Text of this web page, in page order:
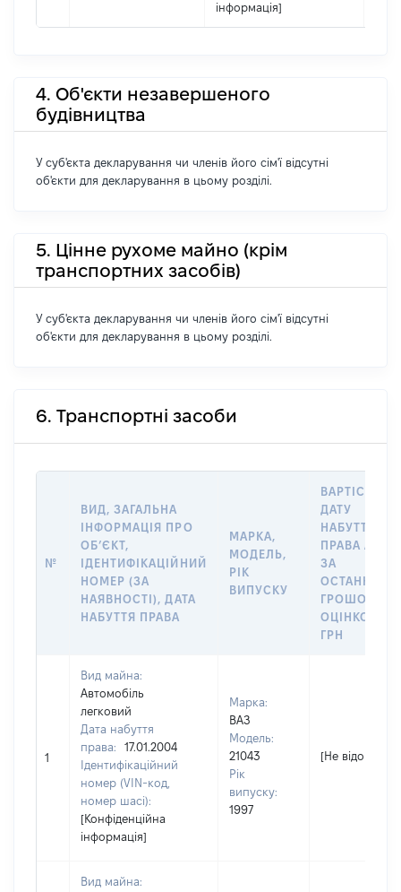
інформація]
4. Об'єкти незавершеного
будівництва
У суб'єкта декларування чи членів його сім'ї відсутні
об'єкти для декларування в цьому розділі.
5. Цінне рухоме майно (крім
транспортних засобів)
У суб'єкта декларування чи членів його сім'ї відсутні
об'єкти для декларування в цьому розділі.
6. Транспортні засоби
№
ВИД, ЗАГАЛЬНА
ІНФОРМАЦІЯ ПРО
ОБʼЄКТ,
ІДЕНТИФІКАЦІЙНИЙ
НОМЕР (ЗА
НАЯВНОСТІ), ДАТА
НАБУТТЯ ПРАВА
МАРКА,
МОДЕЛЬ,
РІК
ВИПУСКУ
ВАРТІСТЬ НА
ДАТУ
НАБУТТЯ
ПРАВА АБО
ЗА
ГРОШОВОЮ
ОЦІНКОЮ,
ГРН
1
Вид майна:
Автомобіль
легковий
Дата набуття
права:
17.01.2004
Ідентифікаційний
номер (VIN-код,
номер шасі):
[Конфіденційна
інформація]
Марка:
ВАЗ
Модель:
21043
Рік
випуску:
1997
[Не відомо]
Вид майна: